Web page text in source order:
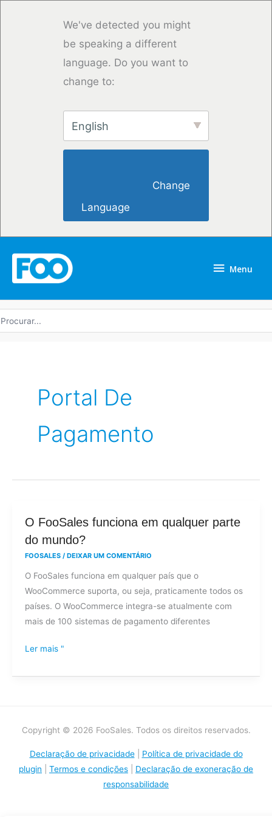
We've detected you might
be speaking a different
language. Do you want to
change to:
English
Language
Menu
Portal De
Pagamento
O FooSales funciona em qualquer parte
do mundo?
FOOSALES / DEIXAR UM COMENTÁRIO
O FooSales funciona em qualquer país que o
WooCommerce suporta, ou seja, praticamente todos os
países. O WooCommerce integra-se atualmente com
mais de 100 sistemas de pagamento diferentes
O
FooSales
qualquer
parte
do
mundo?
Ler mais "
Copyright © 2026 FooSales. Todos os direitos reservados.
Declaração de privacidade| Política de privacidade do
plugin
Termos e condições
Declaração de exoneração de
responsabilidade